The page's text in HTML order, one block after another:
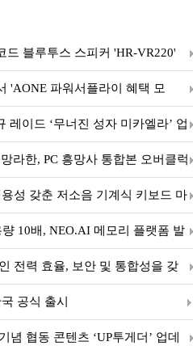
드 블루투스 스피커 'HR-VR220'
'AONE 파워서플라이 혜택 모
레이드 ‘무너진 성자 미카엘라’ 업
라한, PC 흥망사 통합본 오버클럭
성 갖춘 저소음 기계식 키보드 마
10배, NEO.AI 메모리 플랫폼 발
전력 효율, 보안 및 통합성을 갖
공개
공식 출시
념 협동 콘텐츠 ‘UP투게더’ 업데